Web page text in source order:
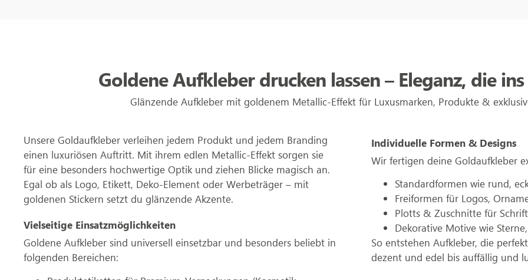
Goldene Aufkleber drucken lassen – Eleganz, die
Glänzende Aufkleber mit goldenem Metallic-Effekt für Luxusmarken, Produkte &
Unsere Goldaufkleber verleihen jedem Produkt und jedem Branding
einen luxuriösen Auftritt. Mit ihrem edlen Metallic-Effekt sorgen sie
für eine besonders hochwertige Optik und ziehen Blicke magisch an.
Egal ob als Logo, Etikett, Deko-Element oder Werbeträger – mit
goldenen Stickern setzt du glänzende Akzente.
Vielseitige Einsatzmöglichkeiten
Goldene Aufkleber sind universell einsetzbar und besonders beliebt in
folgenden Bereichen:
Individuelle Formen & Designs
Wir fertigen deine Goldaufkleber
Standardformen wie rund,
Freiformen für Logos,
Plotts & Zuschnitte für
Dekorative Motive wie
So entstehen Aufkleber, die
dezent und edel bis auffällig und